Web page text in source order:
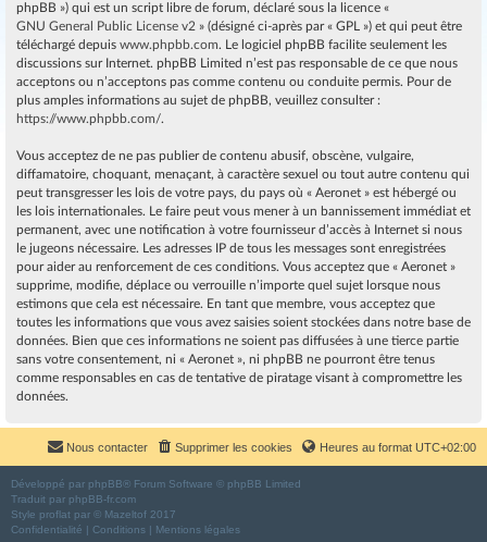
phpBB ») qui est un script libre de forum, déclaré sous la licence «
GNU General Public License v2 » (désigné ci-après par « GPL ») et qui peut être
téléchargé depuis www.phpbb.com. Le logiciel phpBB facilite seulement les
discussions sur Internet. phpBB Limited n’est pas responsable de ce que nous
acceptons ou n’acceptons pas comme contenu ou conduite permis. Pour de
plus amples informations au sujet de phpBB, veuillez consulter :
https://www.phpbb.com/.
Vous acceptez de ne pas publier de contenu abusif, obscène, vulgaire,
diffamatoire, choquant, menaçant, à caractère sexuel ou tout autre contenu qui
peut transgresser les lois de votre pays, du pays où « Aeronet » est hébergé ou
les lois internationales. Le faire peut vous mener à un bannissement immédiat et
permanent, avec une notification à votre fournisseur d’accès à Internet si nous
le jugeons nécessaire. Les adresses IP de tous les messages sont enregistrées
pour aider au renforcement de ces conditions. Vous acceptez que « Aeronet »
supprime, modifie, déplace ou verrouille n’importe quel sujet lorsque nous
estimons que cela est nécessaire. En tant que membre, vous acceptez que
toutes les informations que vous avez saisies soient stockées dans notre base de
données. Bien que ces informations ne soient pas diffusées à une tierce partie
sans votre consentement, ni « Aeronet », ni phpBB ne pourront être tenus
comme responsables en cas de tentative de piratage visant à compromettre les
données.
Heures au format UTC+02:00
Supprimer les cookies
Nous contacter
Développé par phpBB® Forum Software © phpBB Limited
Traduit par phpBB-fr.com
Style proflat par © Mazeltof 2017
Confidentialité | Conditions | Mentions légales